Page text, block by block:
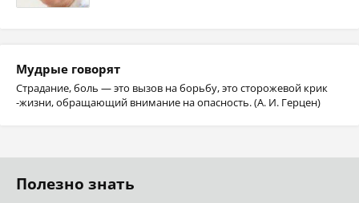
Мудрые говорят
Страдание, боль — это вызов на борьбу, это сторожевой крик
-жизни, обращающий внимание на опасность. (А. И. Герцен)
Полезно знать